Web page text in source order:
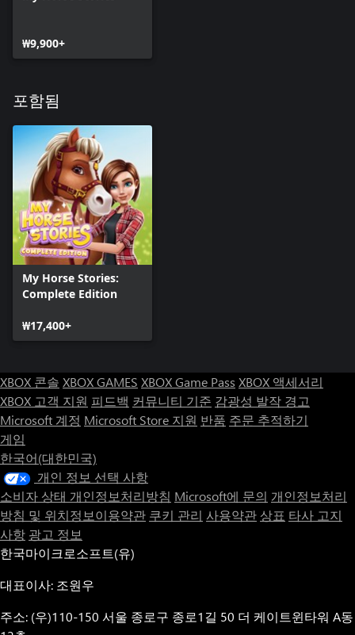
₩9,900+
포함됨
My Horse Stories:
Complete Edition
₩17,400+
XBOX 콘솔 XBOX GAMES XBOX Game Pass XBOX 액세서리
XBOX 고객 지원 피드백 커뮤니티 기준 감광성 발작 경고
Microsoft 계정 Microsoft Store 지원 반품 주문 추적하기
게임
한국어(대한민국)
개인 정보 선택 사항
소비자 상태 개인정보처리방침 Microsoft에 문의 개인정보처리
방침 및 위치정보이용약관 쿠키 관리 사용약관 상표 타사 고지
사항 광고 정보
한국마이크로소프트(유)
대표이사: 조원우
주소: (우)110-150 서울 종로구 종로1길 50 더 케이트윈타워 A동